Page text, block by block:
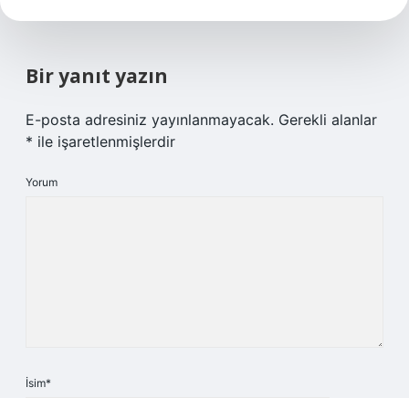
Bir yanıt yazın
E-posta adresiniz yayınlanmayacak. Gerekli alanlar
* ile işaretlenmişlerdir
Yorum
İsim*